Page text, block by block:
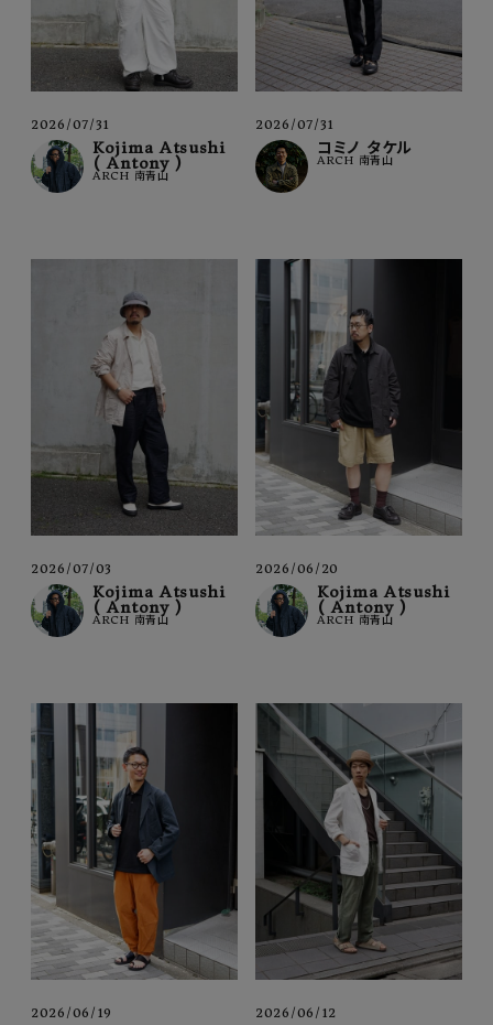
2026/07/31
Kojima Atsushi
( Antony )
ARCH 南青山
2026/07/31
コミノ タケル
ARCH 南青山
2026/07/03
Kojima Atsushi
( Antony )
ARCH 南青山
2026/06/20
Kojima Atsushi
( Antony )
ARCH 南青山
2026/06/19 2026/06/12